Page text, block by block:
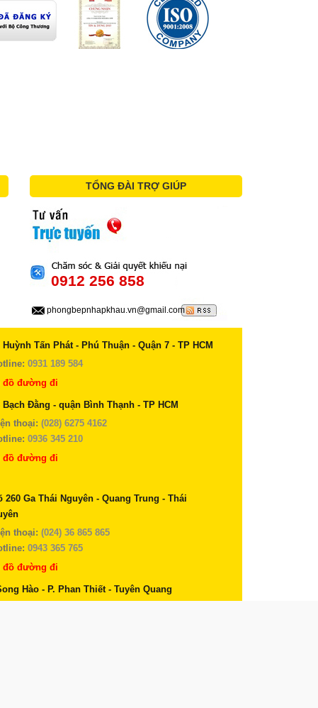
TỔNG ĐÀI TRỢ GIÚP
0912 256 858
phongbepnhapkhau.vn@gmail.com
Huỳnh Tấn Phát - Phú Thuận - Quận 7 - TP HCM
0931 189 584
đồ đường đi
Bạch Đằng - quận Bình Thạnh - TP HCM
thoại: (028) 6275 4162
0936 345 210
đồ đường đi
260 Ga Thái Nguyên - Quang Trung - Thái
thoại: (024) 36 865 865
0943 365 765
đồ đường đi
Hào - P. Phan Thiết - Tuyên Quang